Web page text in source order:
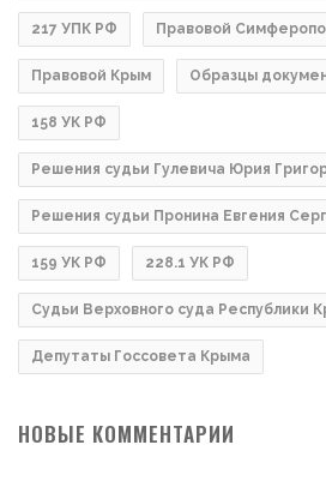
217 УПК РФ Правовой
Правовой Крым Образцы
158 УК РФ
Решения судьи Гулевича Юрия
Решения судьи Пронина Евгения
159 УК РФ 228.1 УК РФ
Судьи Верховного суда Республики
Депутаты Госсовета Крыма
НОВЫЕ КОММЕНТАРИИ